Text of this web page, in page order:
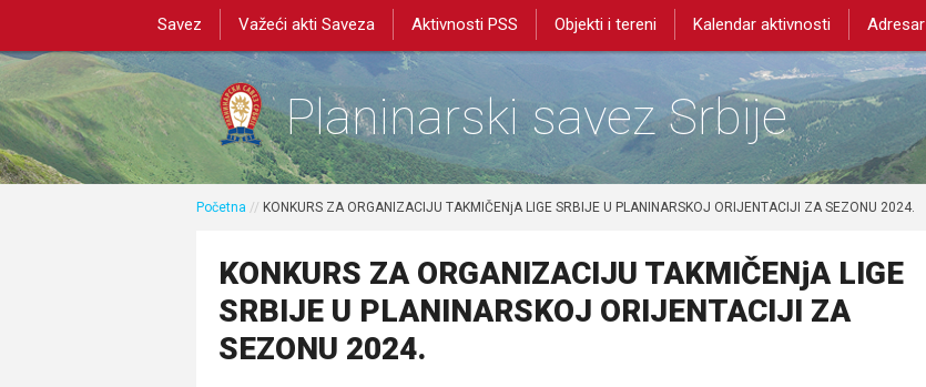
Savez Važeći akti Saveza Aktivnosti PSS Objekti i tereni Kalendar aktivnosti Adresar
Planinarski savez Srbije
Početna // KONKURS ZA ORGANIZACIJU TAKMIČENjA LIGE SRBIJE U PLANINARSKOJ ORIJENTACIJI ZA SEZONU 2024.
KONKURS ZA ORGANIZACIJU TAKMIČENjA LIGE
SRBIJE U PLANINARSKOJ ORIJENTACIJI ZA
SEZONU 2024.